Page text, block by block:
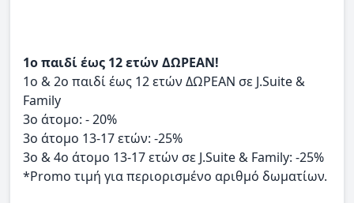
1ο παιδί έως 12 ετών ΔΩΡΕΑΝ!
1ο & 2ο παιδί έως 12 ετών ΔΩΡΕΑΝ σε J.Suite &
Family
3ο άτομο: - 20%
3ο άτομο 13-17 ετών: -25%
3ο & 4ο άτομο 13-17 ετών σε J.Suite & Family: -25%
*Promo τιμή για περιορισμένο αριθμό δωματίων.